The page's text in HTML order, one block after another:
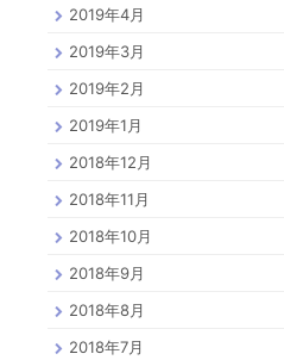
2019年4月
2019年3月
2019年2月
2019年1月
2018年12月
2018年11月
2018年10月
2018年9月
2018年8月
2018年7月